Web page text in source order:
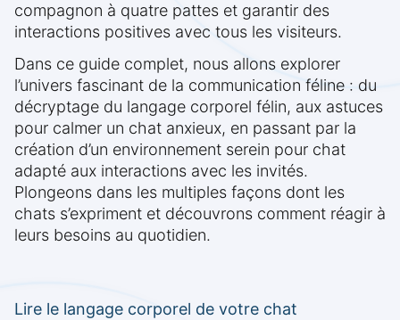
compagnon à quatre pattes et garantir des
interactions positives avec tous les visiteurs.
Dans ce guide complet, nous allons explorer
l’univers fascinant de la communication féline : du
décryptage du langage corporel félin, aux astuces
pour calmer un chat anxieux, en passant par la
création d’un environnement serein pour chat
adapté aux interactions avec les invités.
Plongeons dans les multiples façons dont les
chats s’expriment et découvrons comment réagir à
leurs besoins au quotidien.
Lire le langage corporel de votre chat